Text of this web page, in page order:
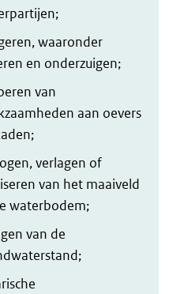
waaronder
en onderzuigen;
van
aan oevers
verlagen of
van het maaiveld
waterbodem;
van de